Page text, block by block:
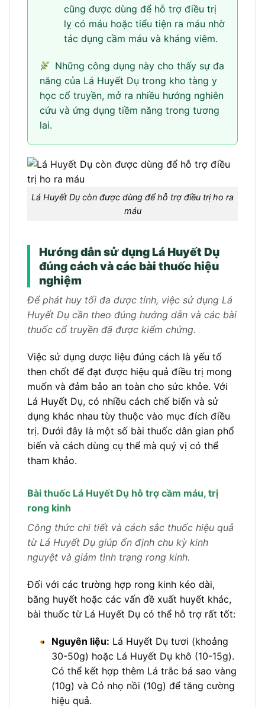
cũng được dùng để hỗ trợ điều trị
lỵ có máu hoặc tiểu tiện ra máu nhờ
tác dụng cầm máu và kháng viêm.
Những công dụng này cho thấy sự đa
năng của Lá Huyết Dụ trong kho tàng y
học cổ truyền, mở ra nhiều hướng nghiên
cứu và ứng dụng tiềm năng trong tương
lai.
Lá Huyết Dụ còn được dùng để hỗ trợ điều trị ho ra
máu
Hướng dẫn sử dụng Lá Huyết Dụ
đúng cách và các bài thuốc hiệu
nghiệm
Để phát huy tối đa dược tính, việc sử dụng Lá
Huyết Dụ cần theo đúng hướng dẫn và các bài
thuốc cổ truyền đã được kiểm chứng.
Việc sử dụng dược liệu đúng cách là yếu tố
then chốt để đạt được hiệu quả điều trị mong
muốn và đảm bảo an toàn cho sức khỏe. Với
Lá Huyết Dụ, có nhiều cách chế biến và sử
dụng khác nhau tùy thuộc vào mục đích điều
trị. Dưới đây là một số bài thuốc dân gian phổ
biến và cách dùng cụ thể mà quý vị có thể
tham khảo.
Bài thuốc Lá Huyết Dụ hỗ trợ cầm máu, trị
rong kinh
Công thức chi tiết và cách sắc thuốc hiệu quả
từ Lá Huyết Dụ giúp ổn định chu kỳ kinh
nguyệt và giảm tình trạng rong kinh.
Đối với các trường hợp rong kinh kéo dài,
băng huyết hoặc các vấn đề xuất huyết khác,
bài thuốc từ Lá Huyết Dụ có thể hỗ trợ rất tốt:
• Nguyên liệu: Lá Huyết Dụ tươi (khoảng
30-50g) hoặc Lá Huyết Dụ khô (10-15g).
Có thể kết hợp thêm Lá trắc bá sao vàng
(10g) và Cỏ nhọ nồi (10g) để tăng cường
hiệu quả.